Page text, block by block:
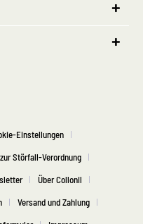
Einstellungen
Störfall-Verordnung
Über Collonil
Versand und Zahlung